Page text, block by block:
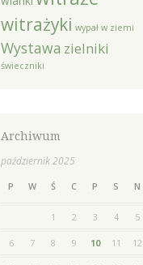
witrażyki wypał w ziemi
Wystawa zielniki
świeczniki
Archiwum
październik 2025
P W Ś C P S N
1 2 3 4 5
6 7 8 9 10 11 12